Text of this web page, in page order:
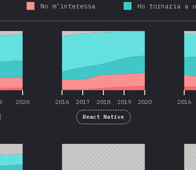
No m'interessa Ho tornaria a
2020
2020
2016 2017 2018 2019 2020
2016 2017 2018 2019 2020
React Native
2016
2016